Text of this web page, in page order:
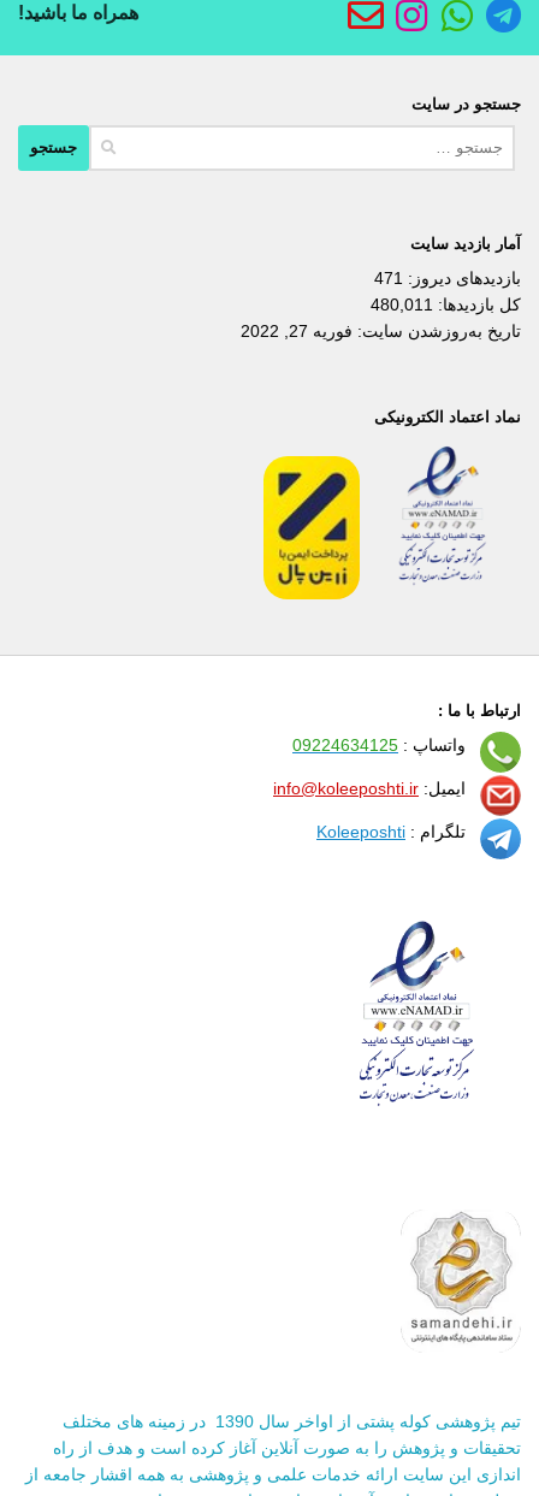
همراه ما باشید!
جستجو در سایت
آمار بازدید سایت
بازدیدهای دیروز: 471
کل بازدیدها: 480,011
تاریخ به‌روزشدن سایت: فوریه 27, 2022
نماد اعتماد الکترونیکی
ارتباط با ما :
واتساپ : 09224634125
ایمیل: info@koleeposhti.ir
تلگرام : Koleeposhti
تیم پژوهشی کوله پشتی از اواخر سال 1390 در زمینه های مختلف
تحقیقات و پژوهش را به صورت آنلاین آغاز کرده است و هدف از راه
اندازی این سایت ارائه خدمات علمی و پژوهشی به همه اقشار جامعه از